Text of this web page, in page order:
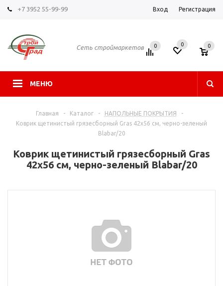
+7 3952 55-99-99 Вход Регистрация
Сеть строймаркетов
МЕНЮ
0 0 0
Главная - Каталог - НАПОЛЬНЫЕ ПОКРЫТИЯ
-
Коврик щетинистый грязесборный Gras 42х56 см, черно-зеленый
Blabar/20
Коврик щетинистый грязесборный Gras
42х56 см, черно-зеленый Blabar/20